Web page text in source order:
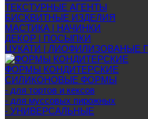
ТЕКСТУРНЫЕ АГЕНТЫ
БИСКВИТНЫЕ ИЗДЕЛИЯ
МАСТИКА | НАЧИНКИ
ДЕКОР | ПОСЫПКИ
ЦУКАТИ | ЛИОФИЛИЗОВАНЫЕ
ФОРМЫ КОНДИТЕРСКИЕ
СИЛИКОНОВЫЕ ФОРМЫ
- для тортов и кексов
- для муссовых пирожных
- УНИВЕРСАЛЬНЫЕ